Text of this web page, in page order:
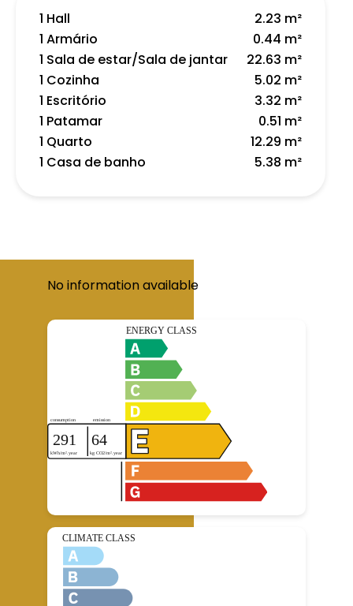
1 Hall
2.23 m²
1 Armário
0.44 m²
1 Sala de estar/Sala de jantar
22.63 m²
1 Cozinha
5.02 m²
1 Escritório
3.32 m²
1 Patamar
0.51 m²
1 Quarto
12.29 m²
1 Casa de banho
5.38 m²
No information available